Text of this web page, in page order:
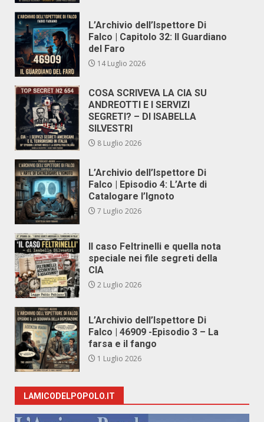
L’Archivio dell’Ispettore Di
Falco | Capitolo 32: Il Guardiano
del Faro
14 Luglio 2026
COSA SCRIVEVA LA CIA SU
ANDREOTTI E I SERVIZI
SEGRETI? – DI ISABELLA
SILVESTRI
8 Luglio 2026
L’Archivio dell’Ispettore Di
Falco | Episodio 4: L’Arte di
Catalogare l’Ignoto
7 Luglio 2026
Il caso Feltrinelli e quella nota
speciale nei file segreti della
CIA
2 Luglio 2026
L’Archivio dell’Ispettore Di
Falco | 46909 -Episodio 3 – La
farsa e il fango
1 Luglio 2026
LAMICODELPOPOLO.IT